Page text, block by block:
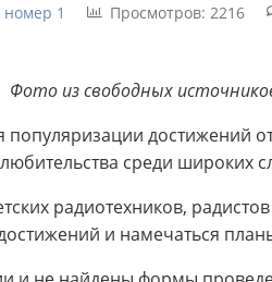
номер 1 Просмотров: 2216
Фото из свободных
популяризации достижений
среди широких
радиотехников,
и намечаться